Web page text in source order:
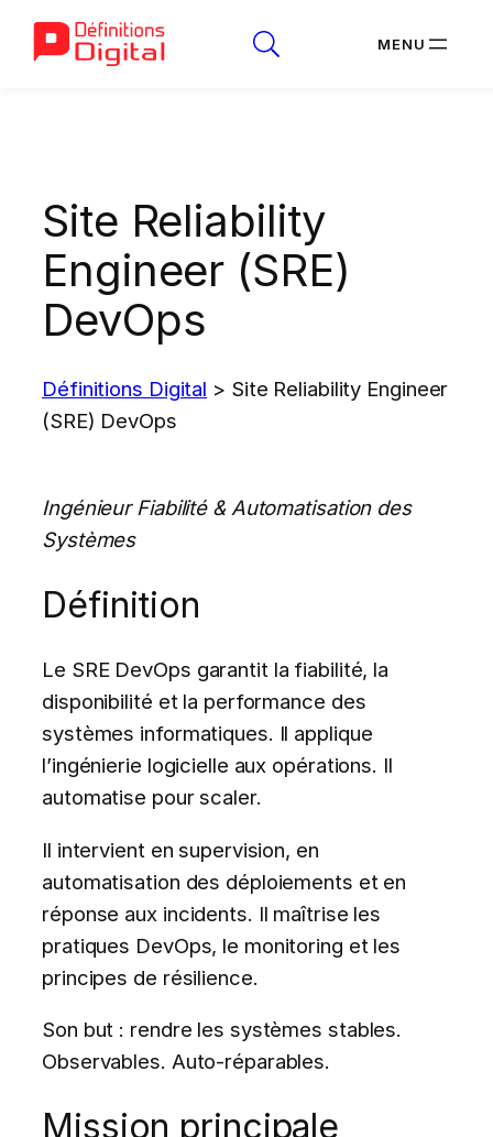
Site Reliability
Engineer (SRE)
DevOps
Définitions Digital > Site Reliability Engineer
(SRE) DevOps
Ingénieur Fiabilité & Automatisation des
Systèmes
Définition
Le SRE DevOps garantit la fiabilité, la
disponibilité et la performance des
systèmes informatiques. Il applique
l’ingénierie logicielle aux opérations. Il
automatise pour scaler.
Il intervient en supervision, en
automatisation des déploiements et en
réponse aux incidents. Il maîtrise les
pratiques DevOps, le monitoring et les
principes de résilience.
Son but : rendre les systèmes stables.
Observables. Auto-réparables.
Mission principale